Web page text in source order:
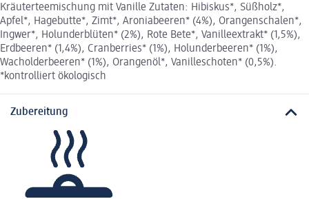
Kräuterteemischung mit Vanille Zutaten: Hibiskus*, Süßholz*,
Apfel*, Hagebutte*, Zimt*, Aroniabeeren* (4%), Orangenschalen*,
Ingwer*, Holunderblüten* (2%), Rote Bete*, Vanilleextrakt* (1,5%),
Erdbeeren* (1,4%), Cranberries* (1%), Holunderbeeren* (1%),
Wacholderbeeren* (1%), Orangenöl*, Vanilleschoten* (0,5%).
*kontrolliert ökologisch
Zubereitung